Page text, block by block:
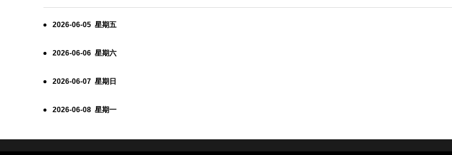
2026-06-05 星期五
2026-06-06 星期六
2026-06-07 星期日
2026-06-08 星期一